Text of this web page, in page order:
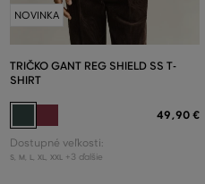
NOVINKA
TRIČKO GANT REG SHIELD SS T-
SHIRT
49,90 €
Dostupné veľkosti:
S, M L XL XXL +3 ďalšie